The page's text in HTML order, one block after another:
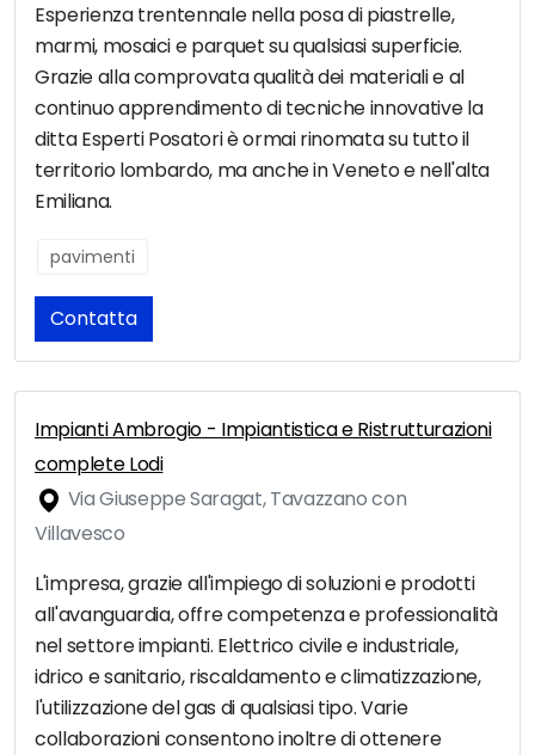
Esperienza trentennale nella posa di piastrelle,
marmi, mosaici e parquet su qualsiasi superficie.
Grazie alla comprovata qualità dei materiali e al
continuo apprendimento di tecniche innovative la
ditta Esperti Posatori è ormai rinomata su tutto il
territorio lombardo, ma anche in Veneto e nell'alta
Emiliana.
pavimenti
Contatta
Impianti Ambrogio - Impiantistica e Ristrutturazioni
complete Lodi
Via Giuseppe Saragat, Tavazzano con
Villavesco
L'impresa, grazie all'impiego di soluzioni e prodotti
all'avanguardia, offre competenza e professionalità
nel settore impianti. Elettrico civile e industriale,
idrico e sanitario, riscaldamento e climatizzazione,
l'utilizzazione del gas di qualsiasi tipo. Varie
collaborazioni consentono inoltre di ottenere